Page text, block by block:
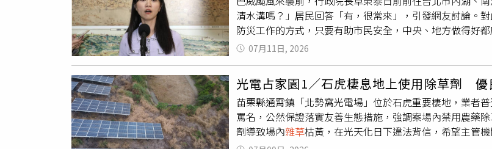
器、夾鏈袋或塑膠袋罩住牠，再帶到戶外放生；若擔心「
劑，避免化學藥劑殘留，又能達到效果。新北市農業局強
轉涼，就會漸漸消失。
依毒品罪嫌移送法辦。高市刑大統計，今年已查獲各類毒
續追查毒品來源，強力打擊安非他命等毒品犯罪，防堵毒品
清水溝嗎？」居民回答「有，很常來」，引發網友討論。
防災工作的方式，只要有助市民安全，中央、地方做得好
行政院長前往內湖、南港，主要是了解625豪雨後排水改
相當正常且必要的過程，而居民的第一手經驗，也是了
叢生，甚至長出山
業。高嘉瑜認為，625豪雨造成內湖、南港大範圍積淹水
等多項因素，本來就應該全面檢討，而非以單一原因解釋
及各項防汛措施都能落實到位，市民真正關心的是不要再
07月11日, 2026
光電占家園1／石虎棲息地上使用除草劑 優
苗栗縣通霄鎮「北勢窩光電場」位於石虎重要棲地，業者
罵名，公然保證落實友善生態措施，強調案場內禁用農藥
劑導致場內雜草枯黃，在光天化日下違法背信，希望主管